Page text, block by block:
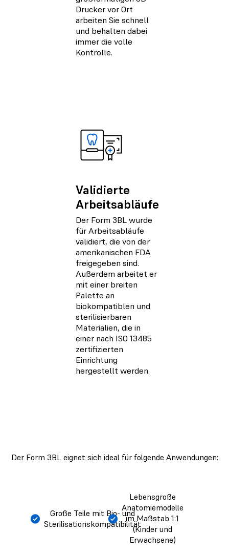
Drucker vor Ort
arbeiten Sie schnell
und behalten dabei
immer die volle
Kontrolle.
Validierte
Arbeitsabläufe
Der Form 3BL wurde
für Arbeitsabläufe
validiert, die von der
amerikanischen FDA
freigegeben sind.
Außerdem arbeitet er
mit einer breiten
Palette an
biokompatiblen und
sterilisierbaren
Materialien, die in
einer nach ISO 13485
zertifizierten
Einrichtung
hergestellt werden.
Der Form 3BL eignet sich ideal für folgende Anwendungen:
Große Teile mit Bio- und
Sterilisationskompatibilität
Lebensgroße
Anatomiemodelle
im Maßstab 1:1
(Kinder und
Erwachsene)